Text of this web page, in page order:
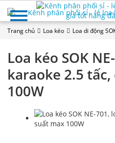
Trang chủ Loa kéo Loa di động
Loa kéo SOK
karaoke 2.5
100W